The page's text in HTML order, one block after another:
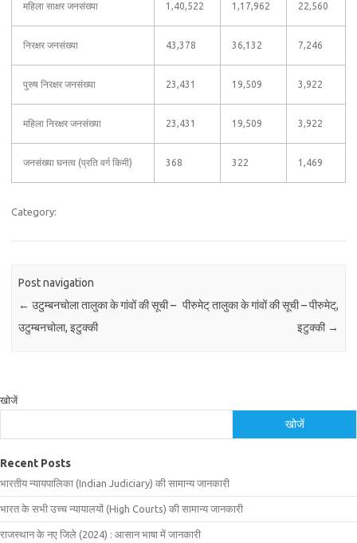
महिला साक्षर जनसंख्या 1,40,522 1,17,962 22,560
निरक्षर जनसंख्या 43,378 36,132 7,246
पुरुष निरक्षर जनसंख्या 23,431 19,509 3,922
महिला निरक्षर जनसंख्या 23,431 19,509 3,922
जनसंख्या घनत्व (प्रति वर्ग किमी) 368 322 1,469
Category:
Post navigation
← उटुम्बनचोला तालुका के गांवों की सूची –
उटुम्बनचोला, इटुक्की
पीरुमेट् तालुका के गांवों की सूची – पीरुमेट्,
इटुक्की →
खोजें
खोजें
Recent Posts
भारतीय न्यायपालिका (Indian Judiciary) की सामान्य जानकारी
भारत के सभी उच्च न्यायालयों (High Courts) की सामान्य जानकारी
राजस्थान के नए जिले (2024) : आसान भाषा में जानकारी